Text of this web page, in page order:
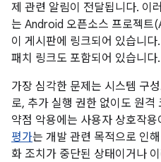
제 관련 알림이 전달됩니다. 이
는 Android 오픈소스 프로젝트
이 게시판에 링크되어 있습니
패치 링크도 포함되어 있습니다.
가장 심각한 문제는 시스템 구
로, 추가 실행 권한 없이도 원격
약점 악용에는 사용자 상호작
평가는 개발 관련 목적으로 인
화 조치가 중단된 상태이거나